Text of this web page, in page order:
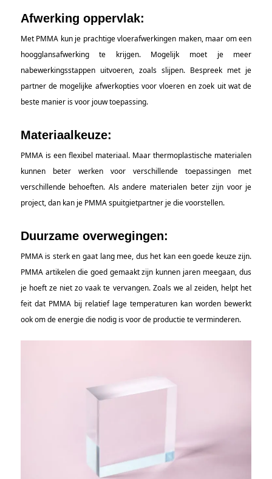
Afwerking oppervlak:
Met PMMA kun je prachtige vloerafwerkingen maken, maar om een
hoogglansafwerking te krijgen. Mogelijk moet je meer
nabewerkingsstappen uitvoeren, zoals slijpen. Bespreek met je
partner de mogelijke afwerkopties voor vloeren en zoek uit wat de
beste manier is voor jouw toepassing.
Materiaalkeuze:
PMMA is een flexibel materiaal. Maar thermoplastische materialen
kunnen beter werken voor verschillende toepassingen met
verschillende behoeften. Als andere materialen beter zijn voor je
project, dan kan je PMMA spuitgietpartner je die voorstellen.
Duurzame overwegingen:
PMMA is sterk en gaat lang mee, dus het kan een goede keuze zijn.
PMMA artikelen die goed gemaakt zijn kunnen jaren meegaan, dus
je hoeft ze niet zo vaak te vervangen. Zoals we al zeiden, helpt het
feit dat PMMA bij relatief lage temperaturen kan worden bewerkt
ook om de energie die nodig is voor de productie te verminderen.